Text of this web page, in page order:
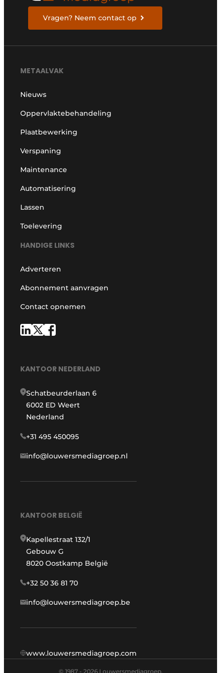
Vragen? Neem contact op
METAALVAK
Nieuws
Oppervlaktebehandeling
Plaatbewerking
Verspaning
Maintenance
Automatisering
Lassen
Toelevering
HANDIGE LINKS
Adverteren
Abonnement aanvragen
Contact opnemen
KANTOOR NEDERLAND
Schatbeurderlaan 6
6002 ED Weert
Nederland
+31 495 450095
info@louwersmediagroep.nl
KANTOOR BELGIË
Kapellestraat 132/1
Gebouw G
8020 Oostkamp België
+32 50 36 81 70
info@louwersmediagroep.be
www.louwersmediagroep.com
© 1987 - 2026 Louwersmediagroep.